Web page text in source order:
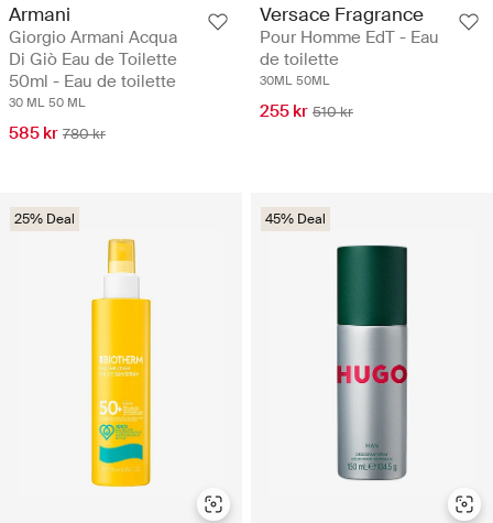
Armani
Giorgio Armani Acqua
Di Giò Eau de Toilette
50ml - Eau de toilette
30 ML 50 ML
585 kr 780 kr
Versace Fragrance
Pour Homme EdT - Eau
de toilette
30ML 50ML
255 kr 510 kr
25% Deal 45% Deal